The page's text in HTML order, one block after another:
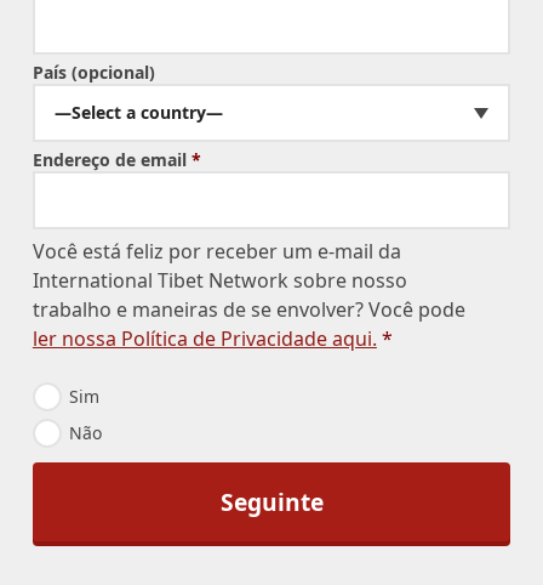
País (opcional)
—Select a country—
Endereço de email *
Você está feliz por receber um e-mail da
International Tibet Network sobre nosso
trabalho e maneiras de se envolver? Você pode
ler nossa Política de Privacidade aqui. *
E
m
a
i
t
Sim
Não